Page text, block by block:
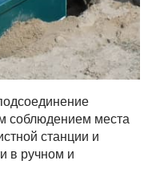
соблюдением места
станции и
в ручном и